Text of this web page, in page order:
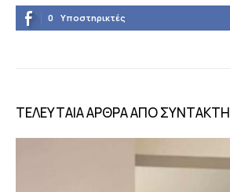
0 Υποστηρικτές
ΤΕΛΕΥΤΑΙΑ ΑΡΘΡΑ ΑΠΟ ΣΥΝΤΑΚΤΗ